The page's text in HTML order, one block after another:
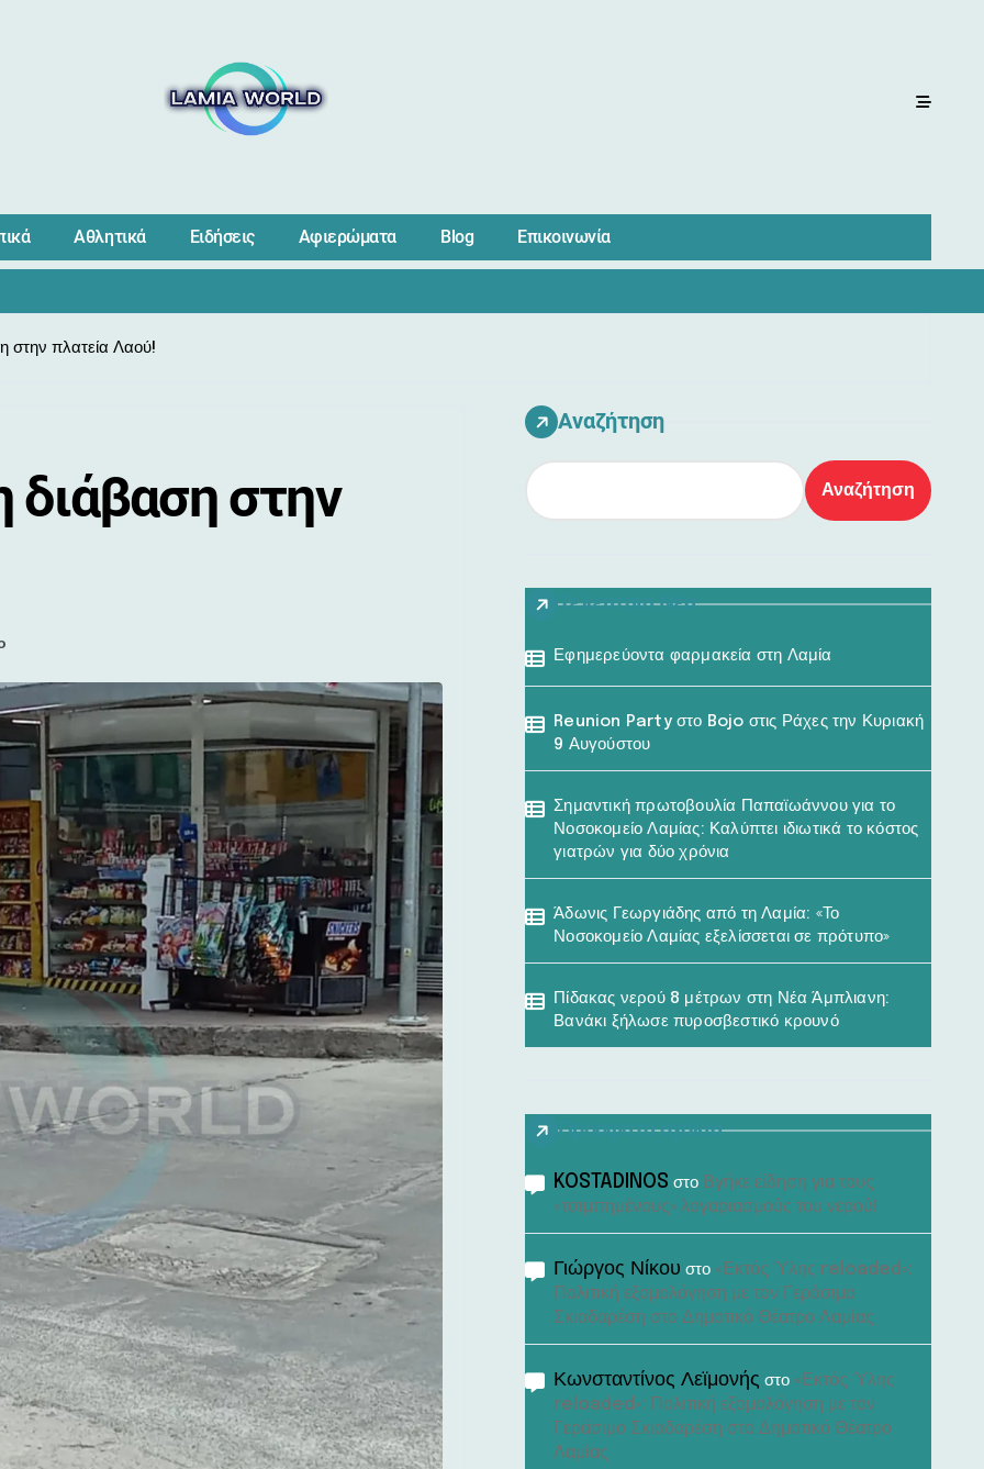
Αθλητικά Ειδήσεις Αφιερώματα Blog Επικοινωνία
στην πλατεία Λαού!
διάβαση στην
Αναζήτηση
Αναζήτηση
Τελευταία Νέα
Εφημερεύοντα φαρμακεία στη Λαμία
Reunion Party στο Bojo στις Ράχες την Κυριακή
9 Αυγούστου
Σημαντική πρωτοβουλία Παπαϊωάννου για το
Νοσοκομείο Λαμίας: Καλύπτει ιδιωτικά το κόστος
γιατρών για δύο χρόνια
Άδωνις Γεωργιάδης από τη Λαμία: «Το
Νοσοκομείο Λαμίας εξελίσσεται σε πρότυπο»
Πίδακας νερού 8 μέτρων στη Νέα Άμπλιανη:
Βανάκι ξήλωσε πυροσβεστικό κρουνό
Πρόσφατα σχόλια
KOSTADINOS στο Βγήκε είδηση για τους
«τσιμπημένους» λογαριασμούς του νερού!
Γιώργος Νίκου στο «Εκτός Ύλης reloaded»:
Πολιτική εξομολόγηση με τον Γεράσιμο
Σκιαδαρέση στο Δημοτικό Θέατρο Λαμίας
Κωνσταντίνος Λεϊμονής στο «Εκτός Ύλης
reloaded»: Πολιτική εξομολόγηση με τον
Γεράσιμο Σκιαδαρέση στο Δημοτικό Θέατρο
Λαμίας